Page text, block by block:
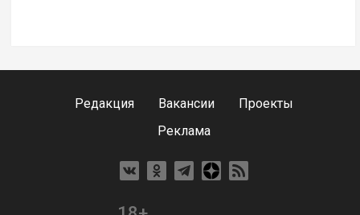
Редакция Вакансии
Проекты
Реклама